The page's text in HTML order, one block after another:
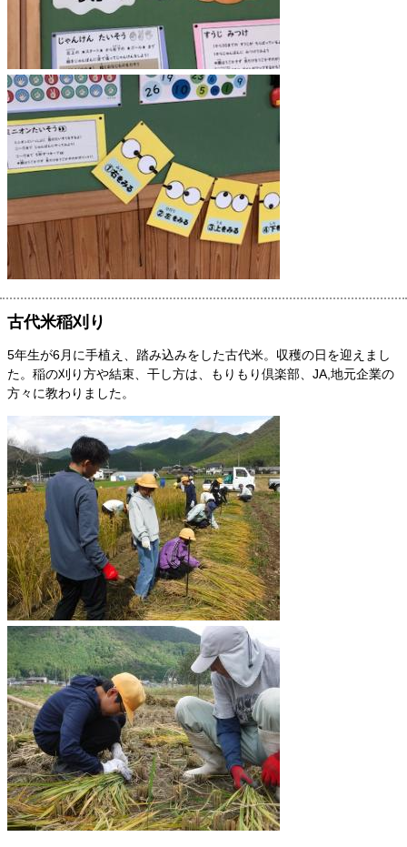
古代米稲刈り
5年生が6月に手植え、踏み込みをした古代米。収穫の日を迎えまし
た。稲の刈り方や結束、干し方は、もりもり倶楽部、JA,地元企業の
方々に教わりました。